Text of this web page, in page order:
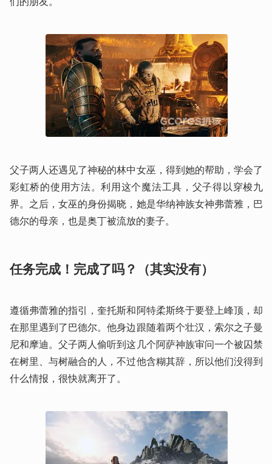
父子两人还遇见了神秘的林中女巫，得到她的帮助，学会了
彩虹桥的使用方法。利用这个魔法工具，父子得以穿梭九
界。之后，女巫的身份揭晓，她是华纳神族女神弗蕾雅，巴
德尔的母亲，也是奥丁被流放的妻子。
任务完成！完成了吗？（其实没有）
遵循弗蕾雅的指引，奎托斯和阿特柔斯终于要登上峰顶，却
在那里遇到了巴德尔。他身边跟随着两个壮汉，索尔之子曼
尼和摩迪。父子两人偷听到这几个阿萨神族审问一个被囚禁
在树里、与树融合的人，不过他含糊其辞，所以他们没得到
什么情报，很快就离开了。